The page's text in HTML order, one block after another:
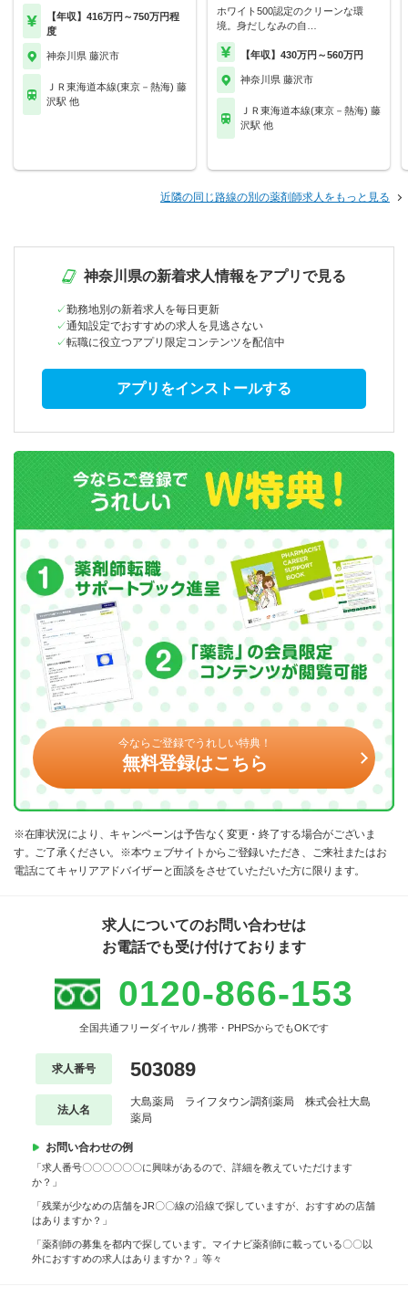
【年収】416万円～750万円程
度
神奈川県 藤沢市
ＪＲ東海道本線(東京－熱海) 藤
沢駅 他
ホワイト500認定のクリーンな環
境。身だしなみの自…
【年収】430万円～560万円
神奈川県 藤沢市
ＪＲ東海道本線(東京－熱海) 藤
沢駅 他
近隣の同じ路線の別の薬剤師求人をもっと見る
神奈川県の新着求人情報をアプリで見る
勤務地別の新着求人を毎日更新
通知設定でおすすめの求人を見逃さない
転職に役立つアプリ限定コンテンツを配信中
アプリをインストールする
今ならご登録でうれしい特典！
無料登録はこちら
※在庫状況により、キャンペーンは予告なく変更・終了する場合がございま
す。ご了承ください。※本ウェブサイトからご登録いただき、ご来社またはお
電話にてキャリアアドバイザーと面談をさせていただいた方に限ります。
求人についてのお問い合わせは
お電話でも受け付けております
0120-866-153
全国共通フリーダイヤル / 携帯・PHPSからでもOKです
求人番号 503089
法人名
大島薬局 ライフタウン調剤薬局 株式会社大島
薬局
お問い合わせの例
「求人番号〇〇〇〇〇〇に興味があるので、詳細を教えていただけます
か？」
「残業が少なめの店舗をJR〇〇線の沿線で探していますが、おすすめの店舗
はありますか？」
「薬剤師の募集を都内で探しています。マイナビ薬剤師に載っている〇〇以
外におすすめの求人はありますか？」等々